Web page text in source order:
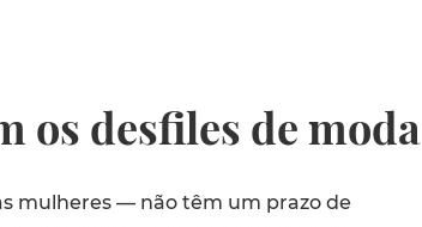
os desfiles de moda
mulheres — não têm um prazo de